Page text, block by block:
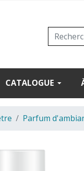
CATALOGUE
Parfum